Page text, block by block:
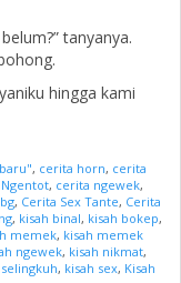
tanyanya.
hingga kami
, cerita horn, cerita
, cerita ngewek,
, Cerita Sex Tante, Cerita
, kisah binal, kisah bokep,
memek, kisah memek
ngewek, kisah nikmat,
, kisah sex, Kisah